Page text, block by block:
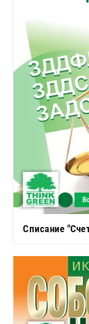
Списание